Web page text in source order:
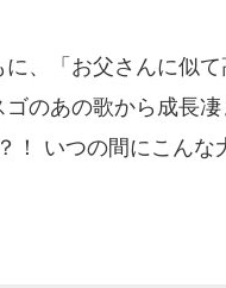
、「お父さんに似
のあの歌から成長
！ いつの間にこん